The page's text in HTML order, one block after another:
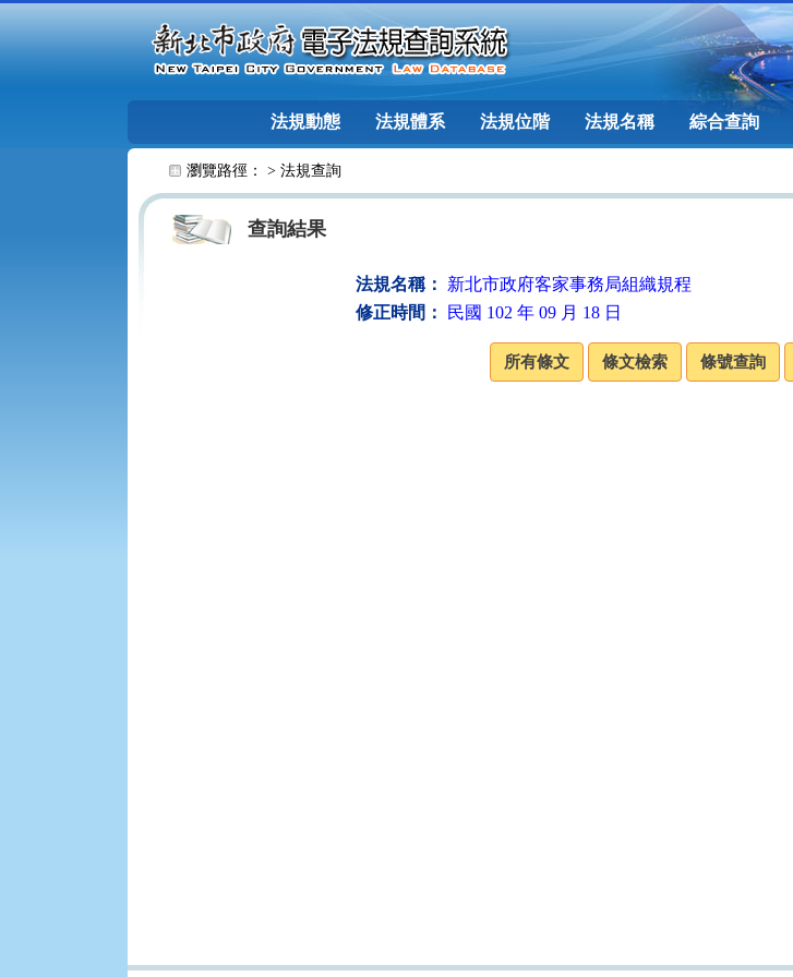
法規動態 法規體系 法規位階 法規名稱 綜合查詢
瀏覽路徑： > 法規查詢
查詢結果
法規名稱：
新北市政府客家事務局組織規程
修正時間：
民國 102 年 09 月 18 日